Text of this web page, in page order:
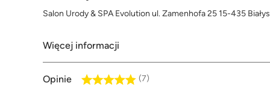
Salon Urody & SPA Evolution ul. Zamenhofa 25 15-435
Więcej informacji
Opinie (7)